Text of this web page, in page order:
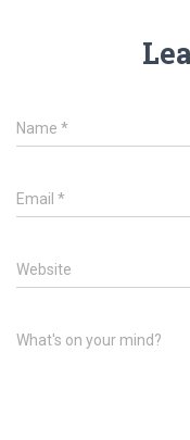
Name *
Email *
Website
What's on your mind?